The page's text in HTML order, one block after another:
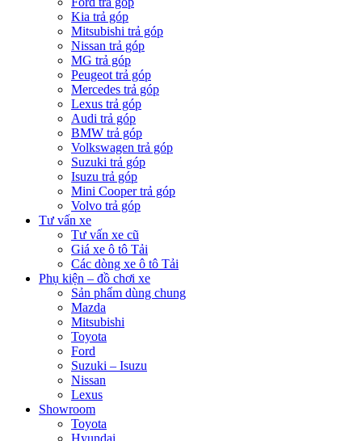
Kia trả góp
Mitsubishi trả góp
Nissan trả góp
MG trả góp
Peugeot trả góp
Mercedes trả góp
Lexus trả góp
Audi trả góp
BMW trả góp
Volkswagen trả góp
Suzuki trả góp
Isuzu trả góp
Mini Cooper trả góp
Volvo trả góp
Tư vấn xe
Tư vấn xe cũ
Giá xe ô tô Tải
Các dòng xe ô tô Tải
Phụ kiện – đồ chơi xe
Sản phẩm dùng chung
Mazda
Mitsubishi
Toyota
Ford
Suzuki – Isuzu
Nissan
Lexus
Showroom
Toyota
Hyundai